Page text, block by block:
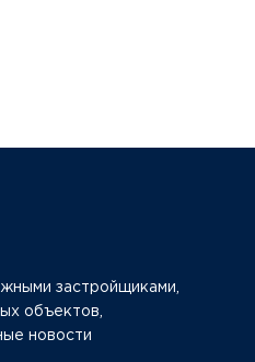
застройщиками,
объектов,
новости